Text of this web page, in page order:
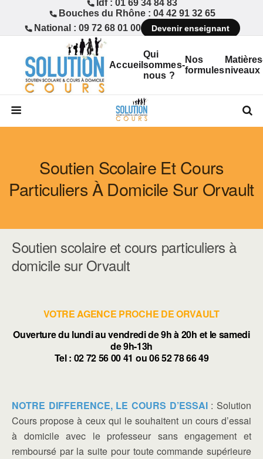
Idf : 01 69 34 84 83
Bouches du Rhône : 04 42 91 32 65
National : 09 72 68 01 00
Devenir enseignant
Accueil
Qui
sommes-
nous ?
Nos
formulesniveaux
Soutien Scolaire Et Cours
Particuliers À Domicile Sur Orvault
Soutien scolaire et cours particuliers à
domicile sur Orvault
VOTRE AGENCE PROCHE DE ORVAULT
Ouverture du lundi au vendredi de 9h à 20h et le samedi
de 9h-13h
Tel : 02 72 56 00 41 ou 06 52 78 66 49
NOTRE DIFFERENCE, LE COURS D’ESSAI: Solution
Cours propose à ceux qui le souhaitent un cours d’essai
à domicile avec le professeur sans engagement et
remboursé par la suite pour toute commande supérieure